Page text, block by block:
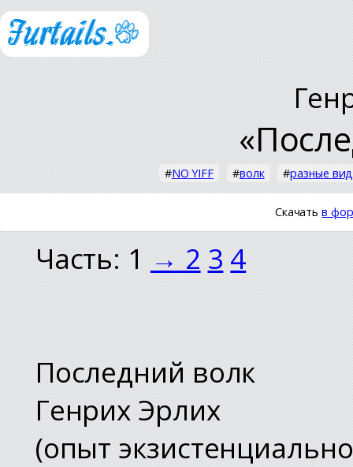
#NO YIFF #волк #разные
Скачатьв
Часть: 1 → 2 3 4
Последний волк
Генрих Эрлих
(опыт